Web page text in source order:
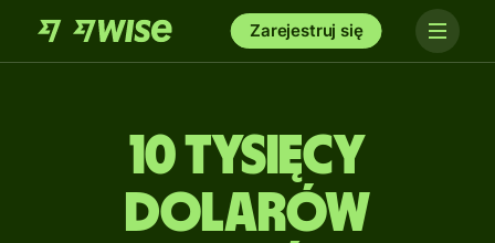
Zarejestruj się
10 tysięcy
Dolarów